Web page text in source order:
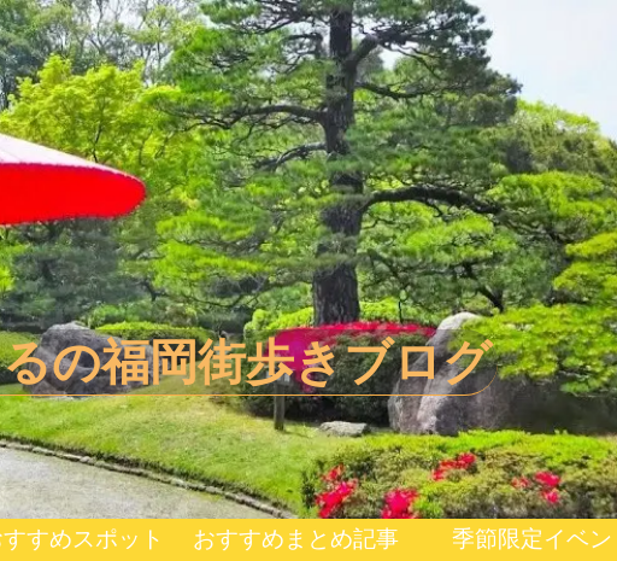
の福岡街歩きブログ
すめスポット おすすめまとめ記事 季節限定イベン